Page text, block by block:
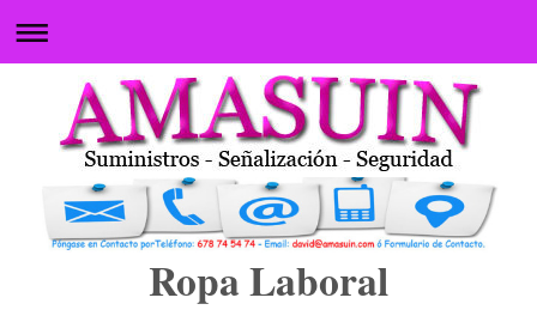
Ropa Laboral